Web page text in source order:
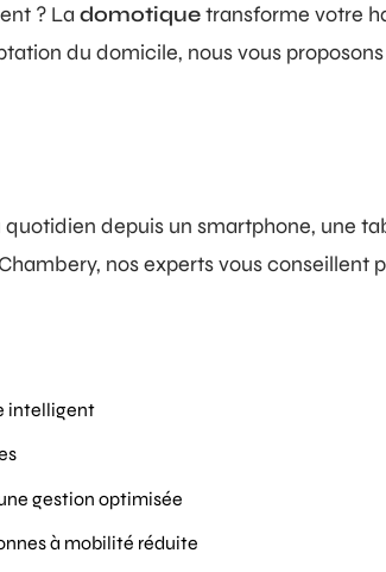
? La domotiquetransforme votre
du domicile, nous vous
depuis un smartphone, une
nos experts vous conseillent
intelligent
gestion optimisée
à mobilité réduite